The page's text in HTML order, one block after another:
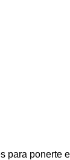
para ponerte